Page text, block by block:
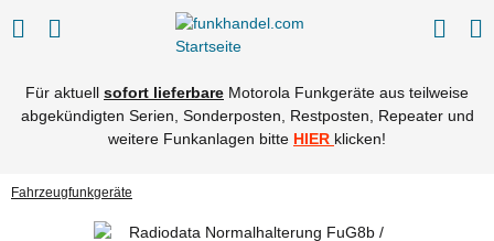
Für aktuell sofort lieferbare Motorola Funkgeräte aus teilweise
abgekündigten Serien, Sonderposten, Restposten, Repeater und
weitere Funkanlagen bitte HIER klicken!
Fahrzeugfunkgeräte